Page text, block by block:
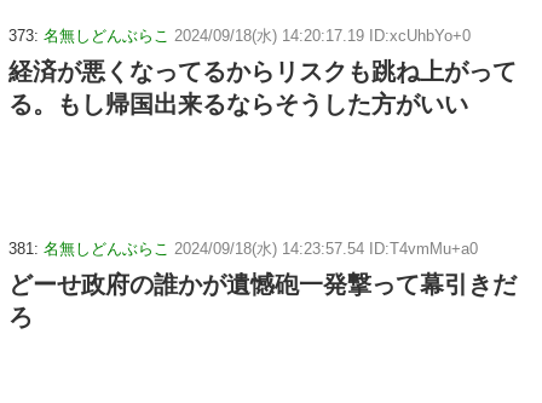
373: 名無しどんぶらこ 2024/09/18(水) 14:20:17.19 ID:xcUhbYo+0
経済が悪くなってるからリスクも跳ね上がって
る。もし帰国出来るならそうした方がいい
381: 名無しどんぶらこ 2024/09/18(水) 14:23:57.54 ID:T4vmMu+a0
どーせ政府の誰かが遺憾砲一発撃って幕引きだ
ろ